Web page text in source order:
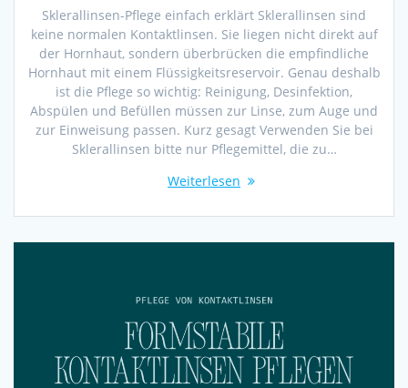
Sklerallinsen-Pflege einfach erklärt Sklerallinsen sind
keine normalen Kontaktlinsen. Sie liegen nicht direkt auf
der Hornhaut, sondern überbrücken die empfindliche
Hornhaut mit einem Flüssigkeitsreservoir. Genau deshalb
ist die Pflege so wichtig: Reinigung, Desinfektion,
Abspülen und Befüllen müssen zur Linse, zum Auge und
zur Einweisung passen. Kurz gesagt Verwenden Sie bei
Sklerallinsen bitte nur Pflegemittel, die zu…
Weiterlesen